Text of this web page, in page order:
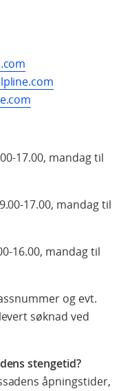
17.00, mandag til
17.00, mandag til
16.00, mandag til
og evt.
søknad ved
stengetid?
åpningstider,